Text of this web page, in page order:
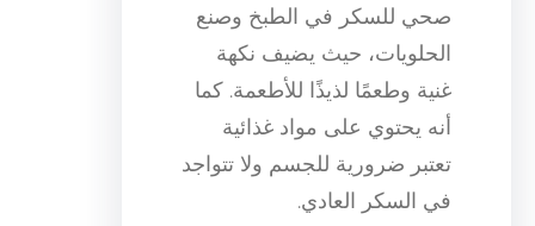
صحي للسكر في الطبخ وصنع
الحلويات، حيث يضيف نكهة
غنية وطعمًا لذيذًا للأطعمة. كما
أنه يحتوي على مواد غذائية
تعتبر ضرورية للجسم ولا تتواجد
في السكر العادي.